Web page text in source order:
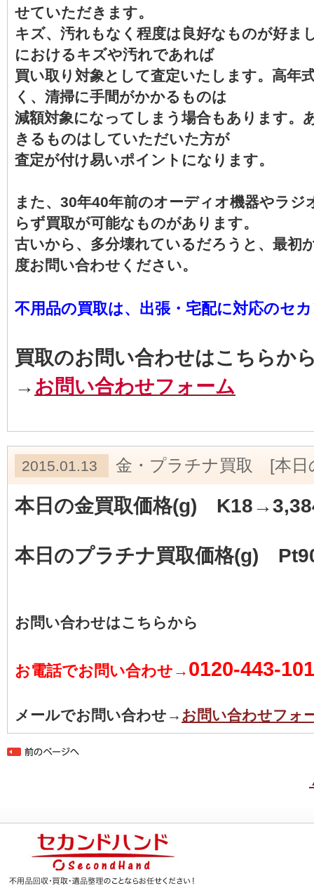
せていただきます。
キズ、汚れもなく程度は良好なものが好ま
におけるキズや汚れであれば
買い取り対象として査定いたします。高年
く、清掃に手間がかかるものは
減額対象になってしまう場合もあります。
きるものはしていただいた方が
査定が付け易いポイントになります。
また、30年40年前のオーディオ機器やラジ
らず買取が可能なものがあります。
古いから、多分壊れているだろうと、最初
度お問い合わせください。
不用品の買取は、出張・宅配に対応のセ
買取のお問い合わせはこちらか
→ お問い合わせフォーム
2015.01.13 金・プラチナ買取 [本日
本日の金買取価格(g)
本日のプラチナ買取価格(g)
お問い合わせはこちらから
お電話でお問い合わせ→ 0120-443-101
メールでお問い合わせ→ お問い合わせフォ